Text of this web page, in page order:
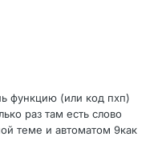
функцию (или код пхп)
раз там есть слово
теме и автоматом 9как